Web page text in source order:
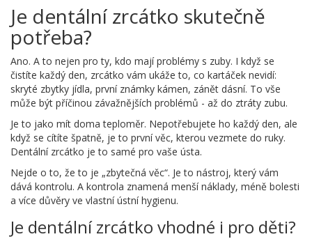
Je dentální zrcátko skutečně
potřeba?
Ano. A to nejen pro ty, kdo mají problémy s zuby. I když se
čistíte každý den, zrcátko vám ukáže to, co kartáček nevidí:
skryté zbytky jídla, první známky kámen, zánět dásní. To vše
může být příčinou závažnějších problémů - až do ztráty zubu.
Je to jako mít doma teploměr. Nepotřebujete ho každý den, ale
když se cítíte špatně, je to první věc, kterou vezmete do ruky.
Dentální zrcátko je to samé pro vaše ústa.
Nejde o to, že to je „zbytečná věc“. Je to nástroj, který vám
dává kontrolu. A kontrola znamená menší náklady, méně bolesti
a více důvěry ve vlastní ústní hygienu.
Je dentální zrcátko vhodné i pro děti?